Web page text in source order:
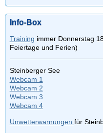
Info-Box
Training immer Donnerstag
Feiertage und Ferien)
Steinberger See
Webcam 1
Webcam 2
Webcam 3
Webcam 4
Unwetterwarnungen für